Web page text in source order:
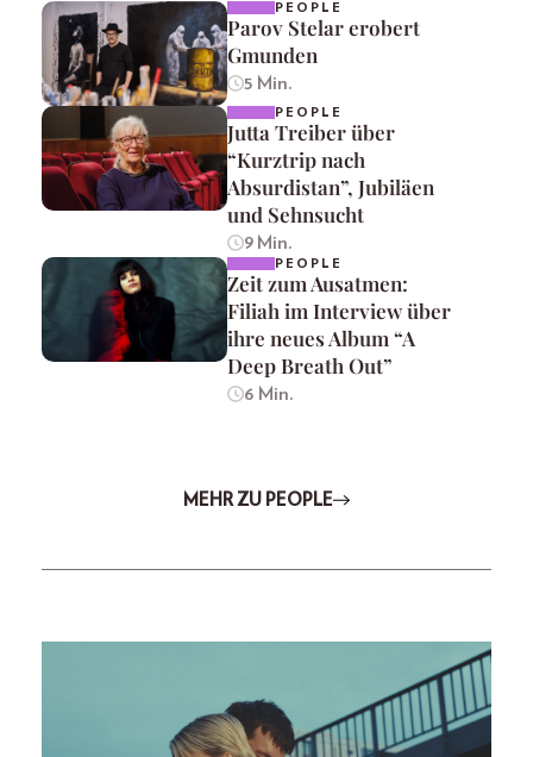
PEOPLE
Parov Stelar erobert
Gmunden
5 Min.
PEOPLE
Jutta Treiber über
“Kurztrip nach
Absurdistan”, Jubiläen
und Sehnsucht
9 Min.
PEOPLE
Zeit zum Ausatmen:
Filiah im Interview über
ihre neues Album “A
Deep Breath Out”
6 Min.
MEHR ZU PEOPLE